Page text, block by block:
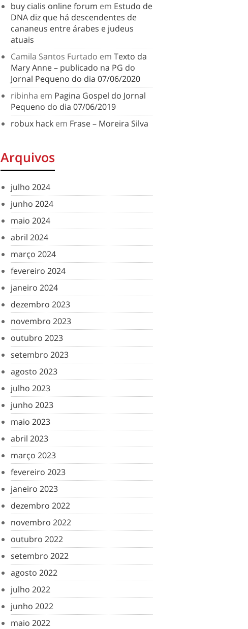
buy cialis online forum em Estudo de
DNA diz que há descendentes de
cananeus entre árabes e judeus
atuais
Camila Santos Furtado em Texto da
Mary Anne – publicado na PG do
Jornal Pequeno do dia 07/06/2020
ribinha em Pagina Gospel do Jornal
Pequeno do dia 07/06/2019
robux hack em Frase – Moreira Silva
Arquivos
julho 2024
junho 2024
maio 2024
abril 2024
março 2024
fevereiro 2024
janeiro 2024
dezembro 2023
novembro 2023
outubro 2023
setembro 2023
agosto 2023
julho 2023
junho 2023
maio 2023
abril 2023
março 2023
fevereiro 2023
janeiro 2023
dezembro 2022
novembro 2022
outubro 2022
setembro 2022
agosto 2022
julho 2022
junho 2022
maio 2022